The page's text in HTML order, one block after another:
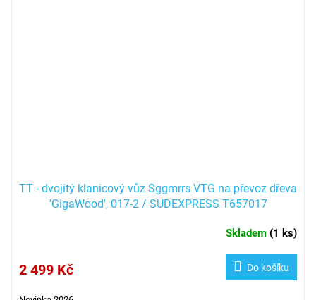
TT - dvojitý klanicový vůz Sggmrrs VTG na převoz dřeva
'GigaWood', 017-2 / SUDEXPRESS T657017
Skladem (1 ks)
2 499 Kč Do košíku